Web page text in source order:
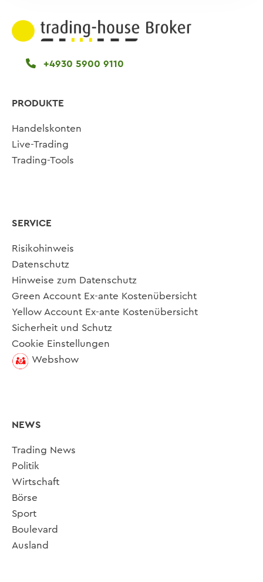
+4930 5900 9110
PRODUKTE
Handelskonten
Live-Trading
Trading-Tools
SERVICE
Risikohinweis
Datenschutz
Hinweise zum Datenschutz
Green Account Ex-ante Kostenübersicht
Yellow Account Ex-ante Kostenübersicht
Sicherheit und Schutz
Cookie Einstellungen
Webshow
NEWS
Trading News
Politik
Wirtschaft
Börse
Sport
Boulevard
Ausland